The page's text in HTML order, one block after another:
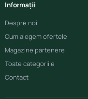
Informații
Despre noi
Cum alegem ofertele
Magazine partenere
Toate categoriile
Contact